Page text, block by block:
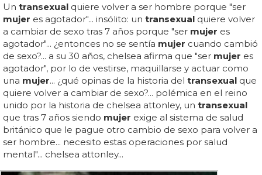
Un transexual quiere volver a ser hombre porque "ser
mujer es agotador"... insólito: un transexual quiere volver
a cambiar de sexo tras 7 años porque "ser mujer es
agotador"... ¿entonces no se sentía mujer cuando cambió
de sexo?... a su 30 años, chelsea afirma que "ser mujer es
agotador", por lo de vestirse, maquillarse y actuar como
una mujer... ¿qué opinas de la historia del transexual que
quiere volver a cambiar de sexo?... polémica en el reino
unido por la historia de chelsea attonley, un transexual
que tras 7 años siendo mujer exige al sistema de salud
británico que le pague otro cambio de sexo para volver a
ser hombre... necesito estas operaciones por salud
mental"... chelsea attonley...